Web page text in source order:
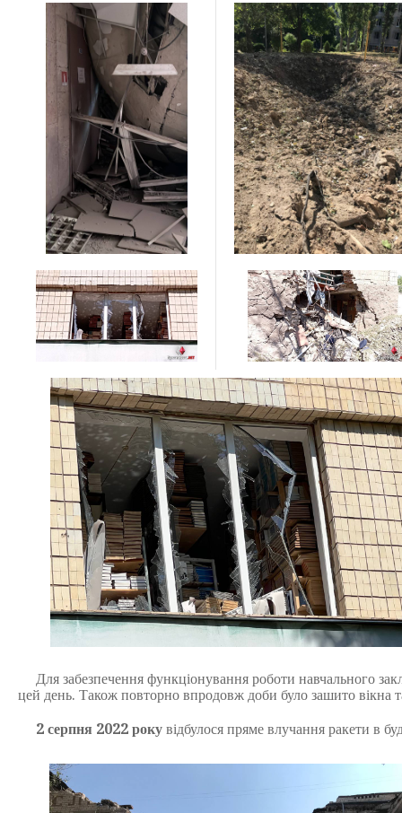
Для забезпечення функціонування роботи навчального
цей день. Також повторно впродовж доби було зашито вікна
2 серпня 2022 року відбулося пряме влучання ракети в